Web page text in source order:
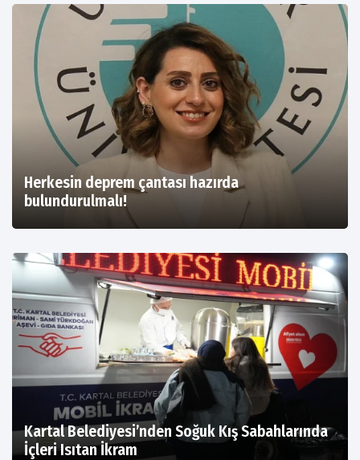
Herkesin deprem çantası hazırda
bulundurulmalı!
Kartal Belediyesi’nden Soğuk Kış Sabahlarında
İçleri Isıtan İkram